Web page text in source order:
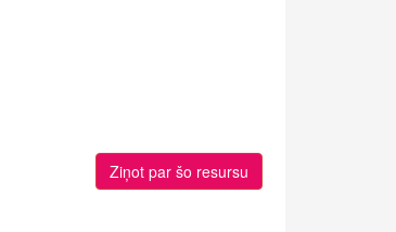
Ziņot par šo resursu